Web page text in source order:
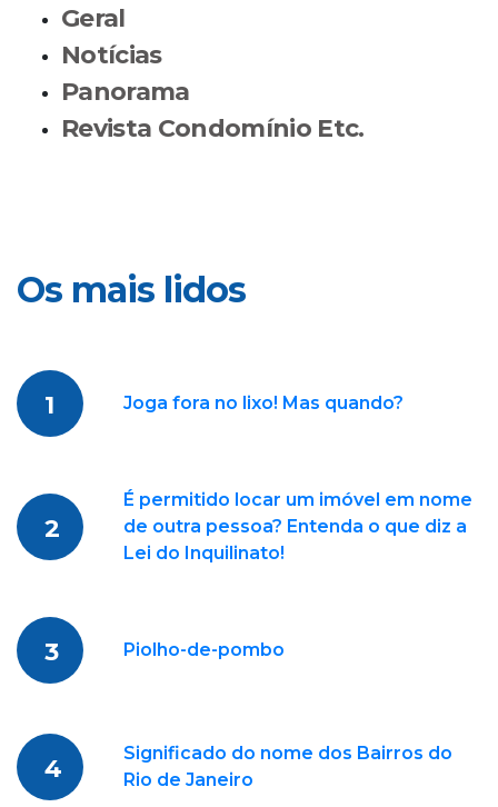
Geral
Notícias
Panorama
Revista Condomínio Etc.
Os mais lidos
1 Joga fora no lixo! Mas quando?
2
É permitido locar um imóvel em nome
de outra pessoa? Entenda o que diz a
Lei do Inquilinato!
3 Piolho-de-pombo
4
Significado do nome dos Bairros do
Rio de Janeiro